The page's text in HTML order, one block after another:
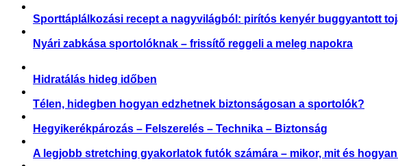
Sporttáplálkozási recept a nagyvilágból: pirítós kenyér buggyantott
Nyári zabkása sportolóknak – frissítő reggeli a meleg napokra
Hidratálás hideg időben
Télen, hidegben hogyan edzhetnek biztonságosan a sportolók?
Hegyikerékpározás – Felszerelés – Technika – Biztonság
A legjobb stretching gyakorlatok futók számára – mikor, mit és